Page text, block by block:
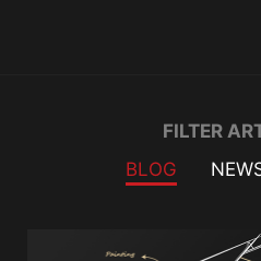
FILTER
BLOG